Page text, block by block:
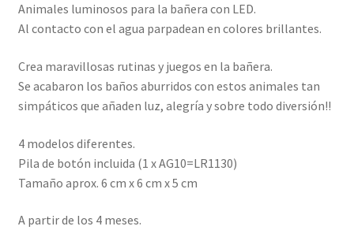
Animales luminosos para la bañera con LED.
Al contacto con el agua parpadean en colores brillantes.
Crea maravillosas rutinas y juegos en la bañera.
Se acabaron los baños aburridos con estos animales tan
simpáticos que añaden luz, alegría y sobre todo diversión!!
4 modelos diferentes.
Pila de botón incluida (1 x AG10=LR1130)
Tamaño aprox. 6 cm x 6 cm x 5 cm
A partir de los 4 meses.